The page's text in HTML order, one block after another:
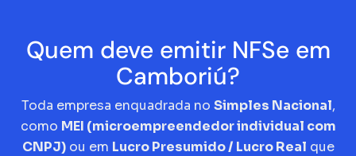
Quem deve emitir NFSe em
Camboriú?
Toda empresa enquadrada no Simples Nacional,
como MEI (microempreendedor individual com
CNPJ)ou em Lucro Presumido / Lucro Real que